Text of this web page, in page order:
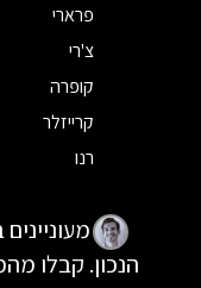
פרארי
צ'רי
קופרה
קרייזלר
רנו
הנכון. קבלו